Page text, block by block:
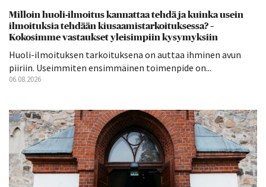
Milloin huoli-ilmoitus kannattaa tehdä ja kuinka usein
ilmoituksia tehdään kiusaamistarkoituksessa? –
Kokosimme vastaukset yleisimpiin kysymyksiin
Huoli-ilmoituksen tarkoituksena on auttaa ihminen avun
piiriin. Useimmiten ensimmäinen toimenpide on...
06.08.2026